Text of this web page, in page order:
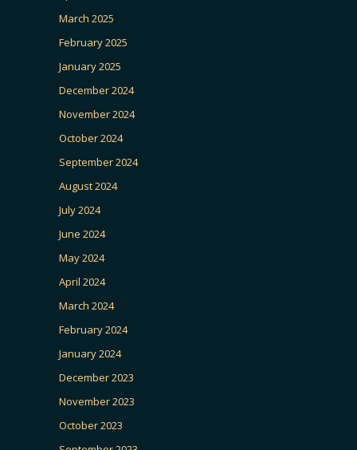
March 2025
February 2025
January 2025
December 2024
November 2024
October 2024
September 2024
August 2024
July 2024
June 2024
May 2024
April 2024
March 2024
February 2024
January 2024
December 2023
November 2023
October 2023